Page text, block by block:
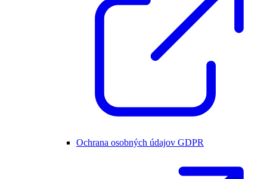
Ochrana osobných údajov GDPR